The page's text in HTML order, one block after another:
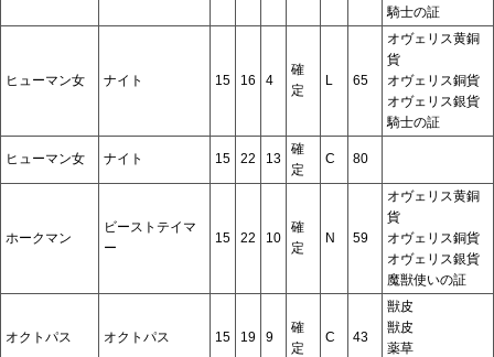
騎士の証
ヒューマン女 ナイト 15 16 4
確
定
L 65
オヴェリス黄銅
貨
オヴェリス銅貨
オヴェリス銀貨
騎士の証
ヒューマン女 ナイト 15 22 13
確
定
C 80
ホークマン
ビーストテイマ
ー
15 22 10
確
定
N 59
オヴェリス黄銅
貨
オヴェリス銅貨
オヴェリス銀貨
魔獣使いの証
オクトパス オクトパス 15 19 9
確
定
C 43
獣皮
獣皮
薬草